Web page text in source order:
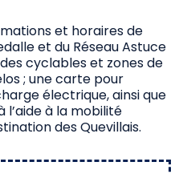
et horaires de
et du Réseau Astuce
cyclables et zones de
; une carte pour
électrique, ainsi que
l’aide à la mobilité
des Quevillais.